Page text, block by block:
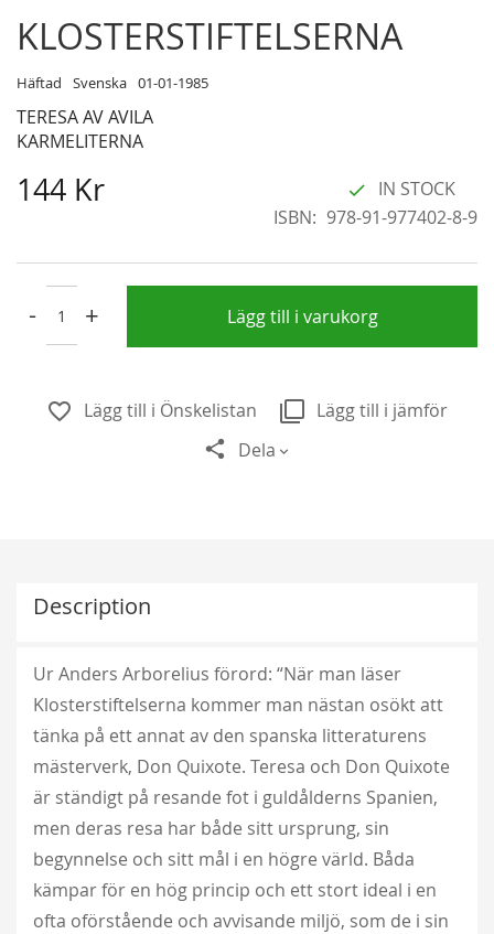
KLOSTERSTIFTELSERNA
Häftad Svenska 01-01-1985
TERESA AV AVILA
KARMELITERNA
144 Kr
IN STOCK
ISBN
978-91-977402-8-9
- + Lägg till i varukorg
Lägg till i Önskelistan
Lägg till i jämför
Dela
Skip
to
beginning
of
the
gallery
Description
Ur Anders Arborelius förord: “När man läser
Klosterstiftelserna kommer man nästan osökt att
tänka på ett annat av den spanska litteraturens
mästerverk, Don Quixote. Teresa och Don Quixote
är ständigt på resande fot i guldålderns Spanien,
men deras resa har både sitt ursprung, sin
begynnelse och sitt mål i en högre värld. Båda
kämpar för en hög princip och ett stort ideal i en
ofta oförstående och avvisande miljö, som de i sin